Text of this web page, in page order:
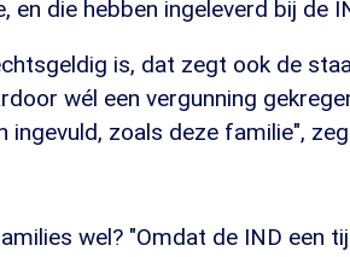
die hebben ingeleverd bij de
is, dat zegt ook de
wél een vergunning
ingevuld, zoals deze familie",
wel? "Omdat de IND een